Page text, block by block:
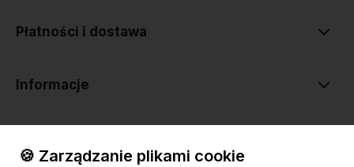
Płatności i dostawa
Informacje
🍪 Zarządzanie plikami cookie